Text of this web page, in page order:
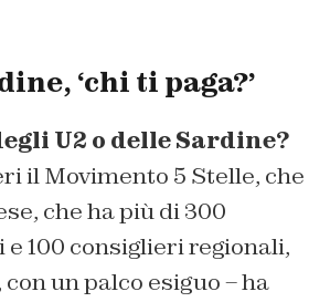
‘chi ti paga?’
U2 o delle Sardine?
il Movimento 5 Stelle, che
che ha più di 300
100 consiglieri regionali,
un palco esiguo – ha